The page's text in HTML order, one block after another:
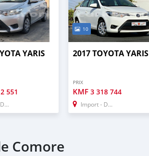
YARIS
551
10
2017 TOYOTA YARIS
PRIX
KMF 3 318 744
Import - Dubai
Comore